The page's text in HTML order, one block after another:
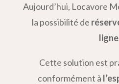
Aujourd’hui, Locavore
la possibilité de
Cette solution est
conformément à